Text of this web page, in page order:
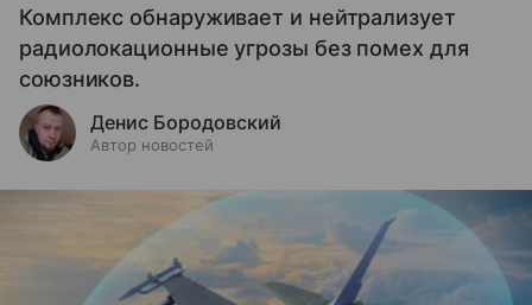
Комплекс обнаруживает и нейтрализует
радиолокационные угрозы без помех для
союзников.
Денис Бородовский
Автор новостей